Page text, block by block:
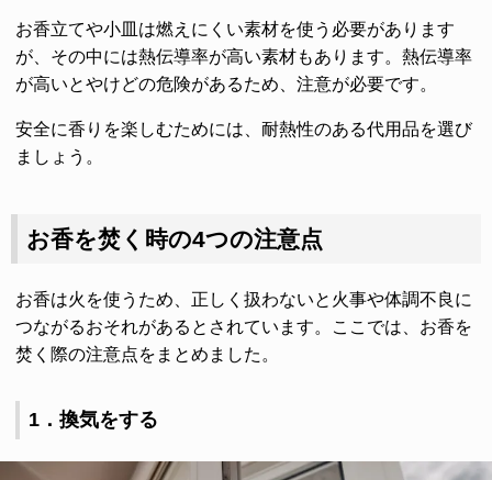
お香立てや小皿は燃えにくい素材を使う必要があります
が、その中には熱伝導率が高い素材もあります。熱伝導率
が高いとやけどの危険があるため、注意が必要です。
安全に香りを楽しむためには、耐熱性のある代用品を選び
ましょう。
お香を焚く時の4つの注意点
お香は火を使うため、正しく扱わないと火事や体調不良に
つながるおそれがあるとされています。ここでは、お香を
焚く際の注意点をまとめました。
1．換気をする